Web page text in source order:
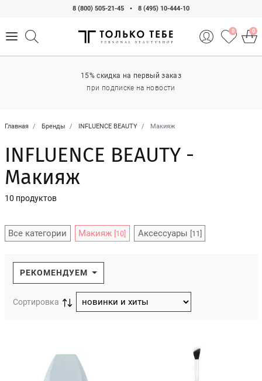
8 (800) 505-21-45 • 8 (495) 10-444-10
0 0
15% скидка на первый заказ
при подписке на новости
Главная Бренды INFLUENCE BEAUTY Макияж
INFLUENCE BEAUTY -
Макияж
10 продуктов
Все категории Макияж [10] Аксессуары [11]
РЕКОМЕНДУЕМ
Сортировка